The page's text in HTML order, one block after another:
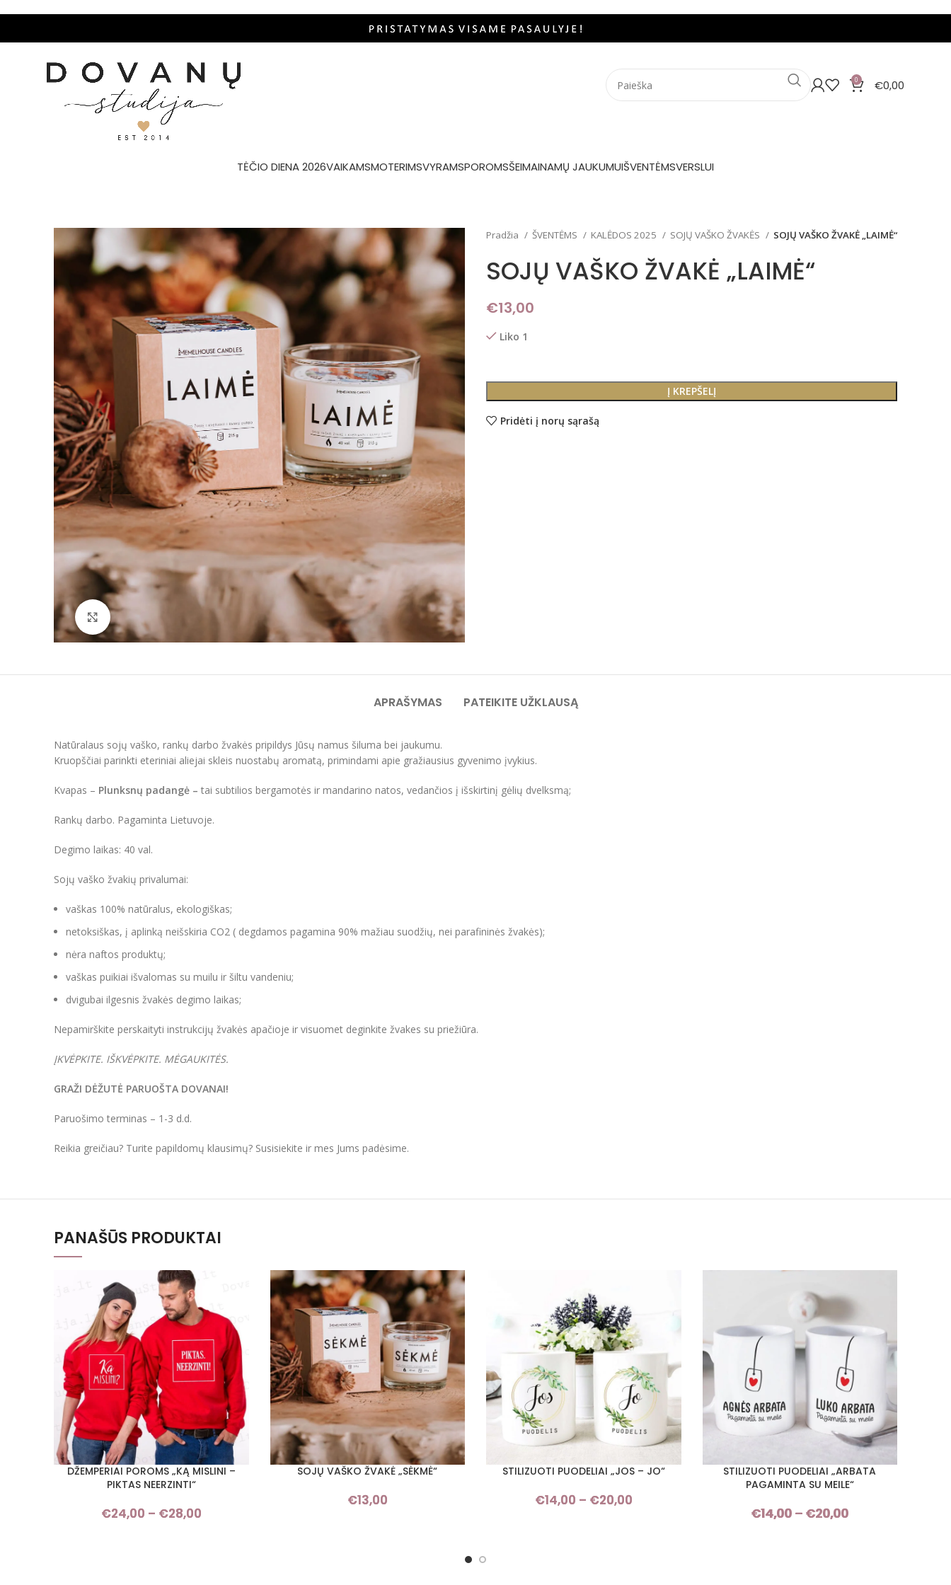
0 €0,00
TĖČIO DIENA 2026VAIKAMSMOTERIMSVYRAMSPOROMSŠEIMAINAMŲ JAUKUMUIŠVENTĖMSVERSLUI
Padidinti
Pradžia ŠVENTĖMS KALĖDOS 2025 SOJŲ VAŠKO ŽVAKĖS SOJŲ VAŠKO ŽVAKĖ „LAIMĖ“
SOJŲ VAŠKO ŽVAKĖ „LAIMĖ“
€13,00
Liko 1
Į KREPŠELĮ
Pridėti į norų sąrašą
APRAŠYMAS PATEIKITE UŽKLAUSĄ
Natūralaus sojų vaško, rankų darbo žvakės pripildys Jūsų namus šiluma bei jaukumu.
Kruopščiai parinkti eteriniai aliejai skleis nuostabų aromatą, primindami apie gražiausius gyvenimo įvykius.
Kvapas – Plunksnų padangė – tai subtilios bergamotės ir mandarino natos, vedančios į išskirtinį gėlių dvelksmą;
Rankų darbo. Pagaminta Lietuvoje.
Degimo laikas: 40 val.
Sojų vaško žvakių privalumai:
vaškas 100% natūralus, ekologiškas;
netoksiškas, į aplinką neišskiria CO2 ( degdamos pagamina 90% mažiau suodžių, nei parafininės žvakės);
nėra naftos produktų;
vaškas puikiai išvalomas su muilu ir šiltu vandeniu;
dvigubai ilgesnis žvakės degimo laikas;
Nepamirškite perskaityti instrukcijų žvakės apačioje ir visuomet deginkite žvakes su priežiūra.
ĮKVĖPKITE. IŠKVĖPKITE. MĖGAUKITĖS.
GRAŽI DĖŽUTĖ PARUOŠTA DOVANAI!
Paruošimo terminas – 1-3 d.d.
Reikia greičiau? Turite papildomų klausimų? Susisiekite ir mes Jums padėsime.
PANAŠŪS PRODUKTAI
PASIRINKTI SAVYBES
DŽEMPERIAI POROMS „KĄ MISLINI –
PIKTAS NEERZINTI“
€24,00 – €28,00
PASIRINKTI SAVYBES
SOJŲ VAŠKO ŽVAKĖ „SĖKMĖ“
€13,00
PASIRINKTI SAVYBES
STILIZUOTI PUODELIAI „JOS – JO“
€14,00 – €20,00
PASIRINKTI SAVYBES
STILIZUOTI PUODELIAI „ARBATA
PAGAMINTA SU MEILE“
€14,00 – €20,00